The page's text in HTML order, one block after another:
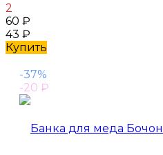
2
60 ₽
43 ₽
Купить
-37%
-20 ₽